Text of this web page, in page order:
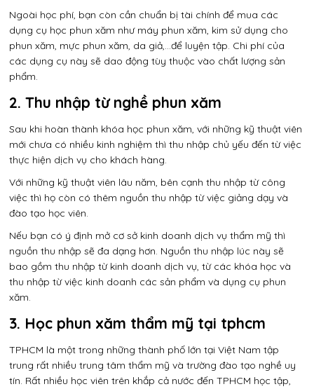
Ngoài học phí, bạn còn cần chuẩn bị tài chính để mua các
dụng cụ học phun xăm như máy phun xăm, kim sử dụng cho
phun xăm, mực phun xăm, da giả,…để luyện tập. Chi phí của
các dụng cụ này sẽ dao động tùy thuộc vào chất lượng sản
phẩm.
2. Thu nhập từ nghề phun xăm
Sau khi hoàn thành khóa học phun xăm, với những kỹ thuật viên
mới chưa có nhiều kinh nghiệm thì thu nhập chủ yếu đến từ việc
thực hiện dịch vụ cho khách hàng.
Với những kỹ thuật viên lâu năm, bên cạnh thu nhập từ công
việc thì họ còn có thêm nguồn thu nhập từ việc giảng dạy và
đào tạo học viên.
Nếu bạn có ý định mở cơ sở kinh doanh dịch vụ thẩm mỹ thì
nguồn thu nhập sẽ đa dạng hơn. Nguồn thu nhập lúc này sẽ
bao gồm thu nhập từ kinh doanh dịch vụ, từ các khóa học và
thu nhập từ việc kinh doanh các sản phẩm và dụng cụ phun
xăm.
3. Học phun xăm thẩm mỹ tại tphcm
TPHCM là một trong những thành phố lớn tại Việt Nam tập
trung rất nhiều trung tâm thẩm mỹ và trường đào tạo nghề uy
tín. Rất nhiều học viên trên khắp cả nước đến TPHCM học tập,